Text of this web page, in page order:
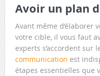
Avoir un plan
Avant même d’élaborer
votre cible, il vous faut
experts s’accordent sur
communication est
étapes essentielles que